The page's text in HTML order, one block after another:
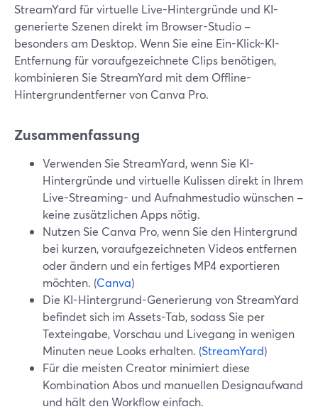
StreamYard für virtuelle Live-Hintergründe und KI-
generierte Szenen direkt im Browser-Studio –
besonders am Desktop. Wenn Sie eine Ein-Klick-KI-
Entfernung für voraufgezeichnete Clips benötigen,
kombinieren Sie StreamYard mit dem Offline-
Hintergrundentferner von Canva Pro.
Zusammenfassung
Verwenden Sie StreamYard, wenn Sie KI-
Hintergründe und virtuelle Kulissen direkt in Ihrem
Live-Streaming- und Aufnahmestudio wünschen –
keine zusätzlichen Apps nötig.
Nutzen Sie Canva Pro, wenn Sie den Hintergrund
bei kurzen, voraufgezeichneten Videos entfernen
oder ändern und ein fertiges MP4 exportieren
möchten. (Canva)
Die KI-Hintergrund-Generierung von StreamYard
befindet sich im Assets-Tab, sodass Sie per
Texteingabe, Vorschau und Livegang in wenigen
Minuten neue Looks erhalten. (StreamYard)
Für die meisten Creator minimiert diese
Kombination Abos und manuellen Designaufwand
und hält den Workflow einfach.